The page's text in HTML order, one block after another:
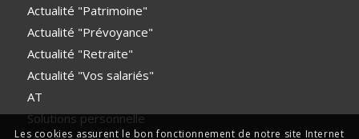
Actualité "Patrimoine"
Actualité "Prévoyance"
Actualité "Retraite"
Actualité "Vos salariés"
AT
Solutions personnelle
Les cookies assurent le bon fonctionnement de notre site Internet